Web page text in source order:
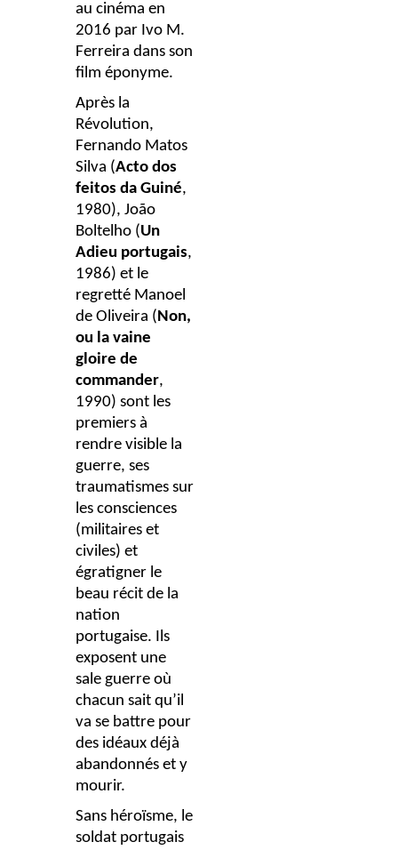
au cinéma en
2016 par Ivo M.
Ferreira dans son
film éponyme.
Après la
Révolution,
Fernando Matos
Silva (Acto dos
feitos da Guiné,
1980), João
Boltelho (Un
Adieu portugais,
1986) et le
regretté Manoel
de Oliveira (Non,
ou la vaine
gloire de
commander,
1990) sont les
premiers à
rendre visible la
guerre, ses
traumatismes sur
les consciences
(militaires et
civiles) et
égratigner le
beau récit de la
nation
portugaise. Ils
exposent une
sale guerre où
chacun sait qu’il
va se battre pour
des idéaux déjà
abandonnés et y
mourir.
Sans héroïsme, le
soldat portugais